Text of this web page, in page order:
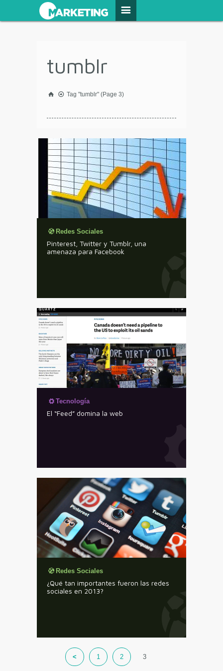
tumblr
Tag "tumblr"(Page 3)
Redes Sociales
Pinterest, Twitter y Tumblr, una
amenaza para Facebook
Tecnología
El “Feed” domina la web
Redes Sociales
¿Qué tan importantes fueron las redes
sociales en 2013?
< 1 2 3